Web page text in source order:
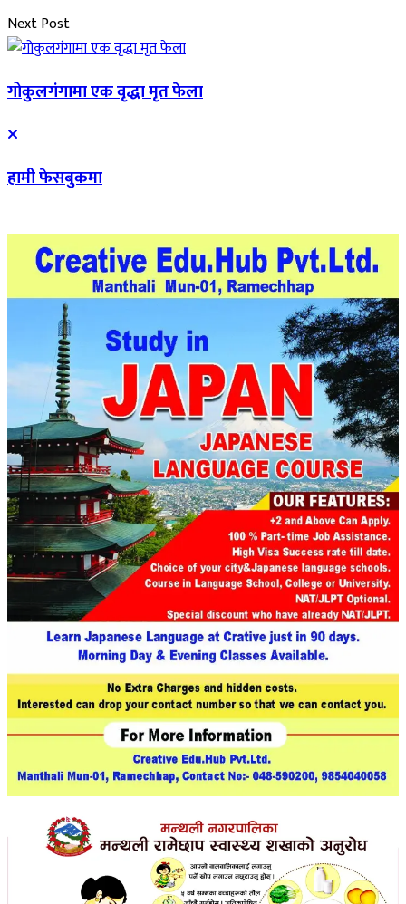
Next Post
गोकुलगंगामा एक वृद्धा मृत फेला
हामी फेसबुकमा